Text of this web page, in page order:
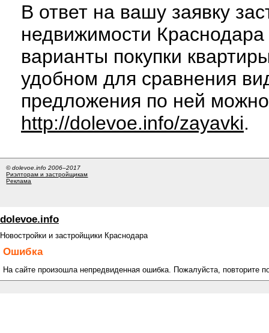
В ответ на вашу заявку
недвижимости
варианты покупки
удобном для сравнения
предложения по ней
http://dolevoe.info/zayavki.
© dolevoe.info 2006–2017
Риэлторам и застройщикам
Реклама
dolevoe.info
Новостройки и застройщики Краснодара
Ошибка
На сайте произошла непредвиденная ошибка. Пожалуйста, повторите